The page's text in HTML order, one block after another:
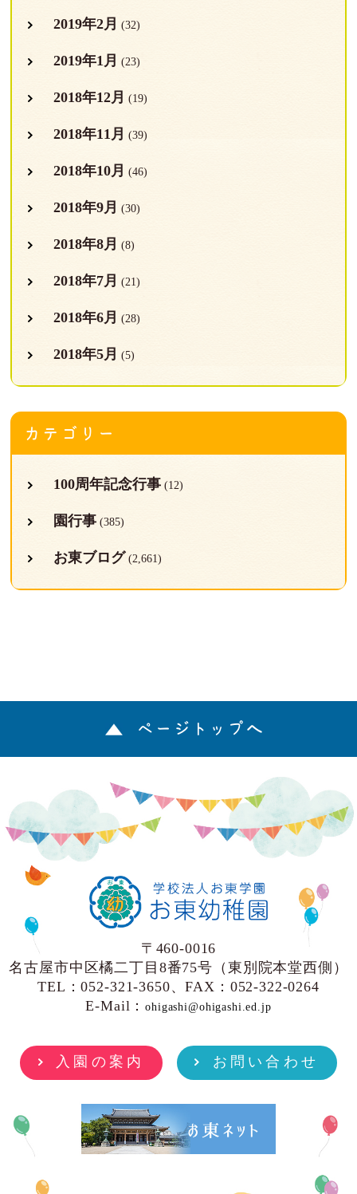
2019年2月 (32)
2019年1月 (23)
2018年12月 (19)
2018年11月 (39)
2018年10月 (46)
2018年9月 (30)
2018年8月 (8)
2018年7月 (21)
2018年6月 (28)
2018年5月 (5)
カテゴリー
100周年記念行事(12)
園行事(385)
お東ブログ (2,661)
ページトップへ
〒460-0016
名古屋市中区橘二丁目8番75号（東別院本堂西側）
TEL：052-321-3650、FAX：052-322-0264
E-Mail：ohigashi@ohigashi.ed.jp
入園の案内 お問い合わせ